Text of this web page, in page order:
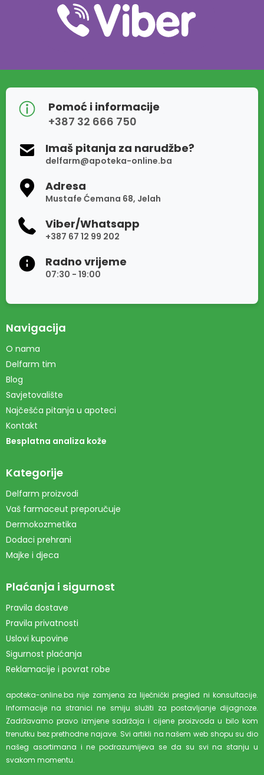
Pomoć i informacije
+387 32 666 750
Imaš pitanja za narudžbe?
delfarm@apoteka-online.ba
Adresa
Mustafe Ćemana 68, Jelah
Viber/Whatsapp
+387 67 12 99 202
Radno vrijeme
07:30 - 19:00
Navigacija
O nama
Delfarm tim
Blog
Savjetovalište
Najčešća pitanja u apoteci
Kontakt
Besplatna analiza kože
Kategorije
Delfarm proizvodi
Vaš farmaceut preporučuje
Dermokozmetika
Dodaci prehrani
Majke i djeca
Plaćanja i sigurnost
Pravila dostave
Pravila privatnosti
Uslovi kupovine
Sigurnost plaćanja
Reklamacije i povrat robe
apoteka-online.ba nije zamjena za liječnički pregled ni konsultacije.
Informacije na stranici ne smiju služiti za postavljanje dijagnoze.
Zadržavamo pravo izmjene sadržaja i cijene proizvoda u bilo kom
trenutku bez prethodne najave. Svi artikli na našem web shopu su dio
našeg asortimana i ne podrazumijeva se da su svi na stanju u
svakom momentu.